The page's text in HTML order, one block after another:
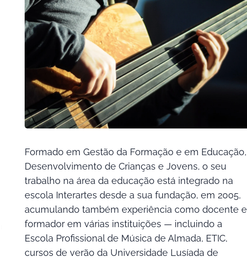
Formado em Gestão da Formação e em Educação,
Desenvolvimento de Crianças e Jovens, o seu
trabalho na área da educação está integrado na
escola Interartes desde a sua fundação, em 2005,
acumulando também experiência como docente e
formador em várias instituições — incluindo a
Escola Profissional de Música de Almada, ETIC,
cursos de verão da Universidade Lusíada de